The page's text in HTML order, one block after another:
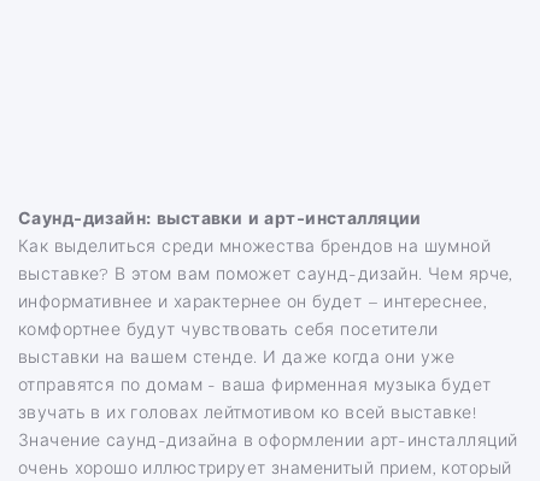
Саунд-дизайн: выставки и арт-инсталляции
Как выделиться среди множества брендов на шумной
выставке? В этом вам поможет саунд-дизайн. Чем ярче,
информативнее и характернее он будет – интереснее,
комфортнее будут чувствовать себя посетители
выставки на вашем стенде. И даже когда они уже
отправятся по домам - ваша фирменная музыка будет
звучать в их головах лейтмотивом ко всей выставке!
Значение саунд-дизайна в оформлении арт-инсталляций
очень хорошо иллюстрирует знаменитый прием, который